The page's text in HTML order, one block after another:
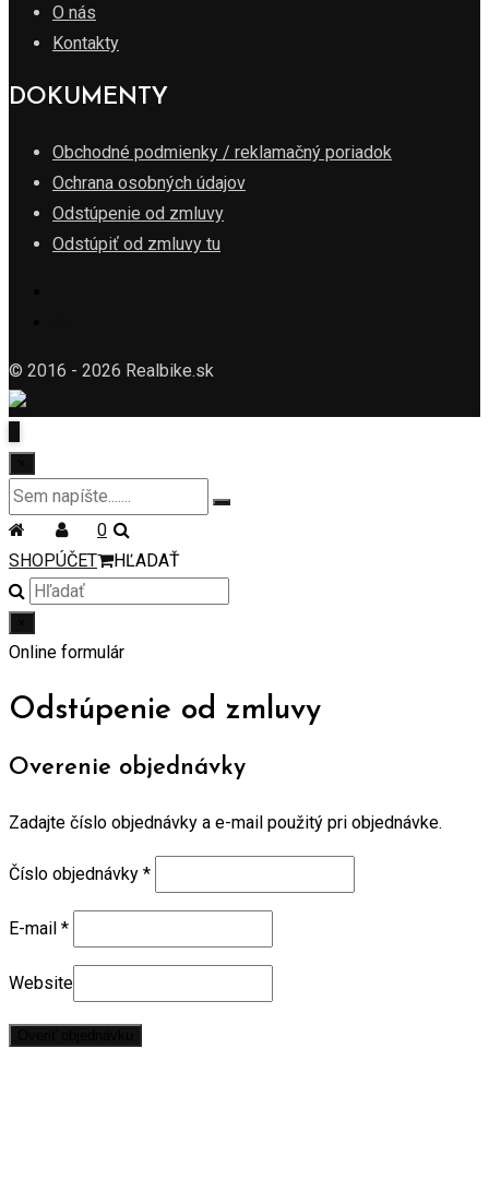
O nás
Kontakty
DOKUMENTY
Obchodné podmienky / reklamačný poriadok
Ochrana osobných údajov
Odstúpenie od zmluvy
Odstúpiť od zmluvy tu
© 2016 - 2026 Realbike.sk
SHOPÚČET
0
HĽADAŤ
Online formulár
Odstúpenie od zmluvy
Overenie objednávky
Zadajte číslo objednávky a e-mail použitý pri objednávke.
Číslo objednávky *
E-mail *
Website